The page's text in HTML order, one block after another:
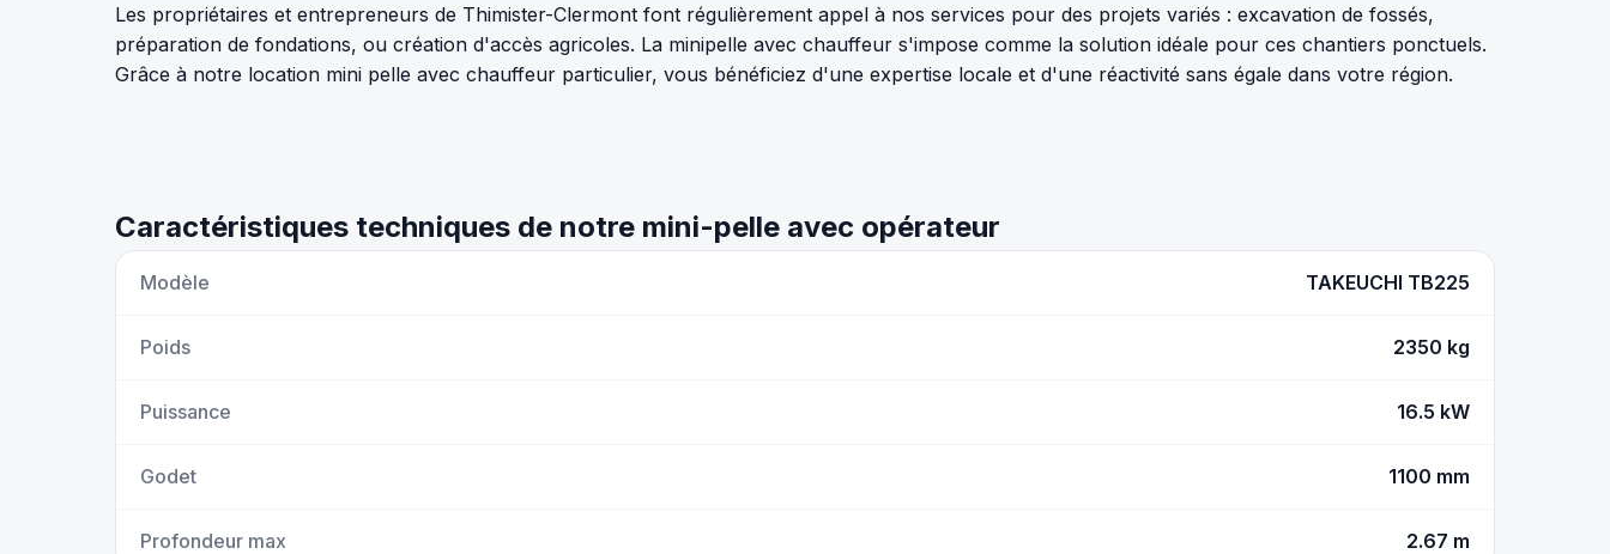
Les propriétaires et entrepreneurs de Thimister-Clermont font régulièrement appel à nos services pour des projets variés : excavation de fossés,
préparation de fondations, ou création d'accès agricoles. La minipelle avec chauffeur s'impose comme la solution idéale pour ces chantiers ponctuels.
Grâce à notre location mini pelle avec chauffeur particulier, vous bénéficiez d'une expertise locale et d'une réactivité sans égale dans votre région.
Caractéristiques techniques de notre mini-pelle avec opérateur
Modèle TAKEUCHI TB225
Poids 2350 kg
Puissance 16.5 kW
Godet 1100 mm
Profondeur max 2.67 m